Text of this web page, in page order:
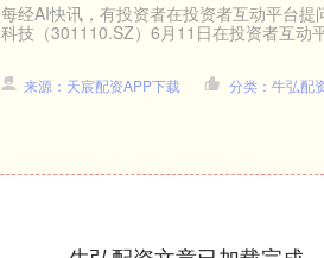
每经AI快讯，有投资者在投资者互动平台
科技（301110.SZ）6月11日在投资者互动
来源：天宸配资APP下载 分类：牛弘配